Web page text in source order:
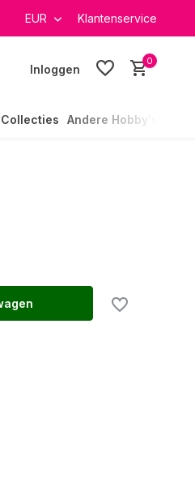
EUR Klantenservice
Inloggen
0
Collecties Andere Hobby's